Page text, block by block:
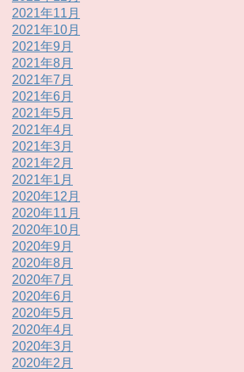
2021年11月
2021年10月
2021年9月
2021年8月
2021年7月
2021年6月
2021年5月
2021年4月
2021年3月
2021年2月
2021年1月
2020年12月
2020年11月
2020年10月
2020年9月
2020年8月
2020年7月
2020年6月
2020年5月
2020年4月
2020年3月
2020年2月